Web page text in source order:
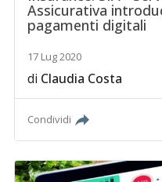
Assicurativa
pagamenti digitali
17 Lug 2020
di Claudia Costa
Condividi